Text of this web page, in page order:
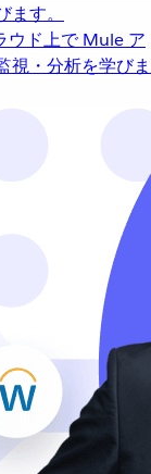
す。
ウド上で Mule ア
視・分析を学びま